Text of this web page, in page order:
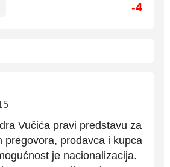
-4
Vučića pravi predstavu za
pregovora, prodavca i kupca
je nacionalizacija.